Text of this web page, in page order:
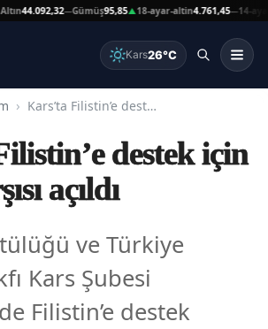
—Gümüş95,85▲18-ayar-altin4.761,45—14-ayar-altin
Kars26°C
Kars’ta Filistin’e destek için hayır çarşısı açıldı
destek için
açıldı
ve Türkiye
Kars Şubesi
Filistin’e destek